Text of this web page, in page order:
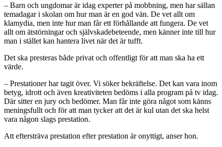
– Barn och ungdomar är idag experter på mobbning, men har sällan
temadagar i skolan om hur man är en god vän. De vet allt om
klamydia, men inte hur man får ett förhållande att fungera. De vet
allt om ätstörningar och självskadebeteende, men känner inte till hur
man i stället kan hantera livet när det är tufft.
Det ska presteras både privat och offentligt för att man ska ha ett
värde.
– Prestationer har tagit över. Vi söker bekräftelse. Det kan vara inom
betyg, idrott och även kreativiteten bedöms i alla program på tv idag.
Där sitter en jury och bedömer. Man får inte göra något som känns
meningsfullt och för att man tycker att det är kul utan det ska helst
vara någon slags prestation.
Att eftersträva prestation efter prestation är onyttigt, anser hon.